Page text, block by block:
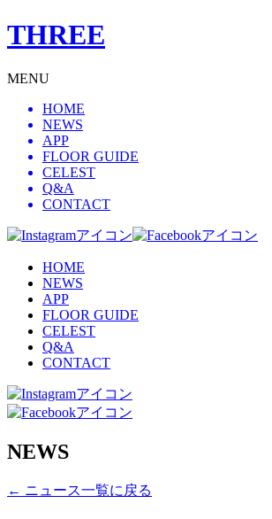
THREE
MENU
HOME
NEWS
APP
FLOOR GUIDE
CELEST
Q&A
CONTACT
HOME
NEWS
APP
FLOOR GUIDE
CELEST
Q&A
CONTACT
NEWS
← ニュース一覧に戻る